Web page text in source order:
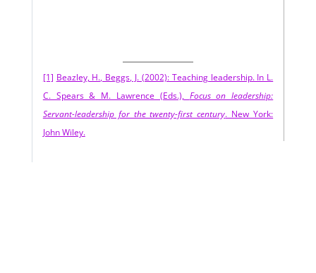
[1] Beazley, H., Beggs, J. (2002): Teaching leadership. In L.
C. Spears & M. Lawrence (Eds.), Focus on leadership:
Servant-leadership for the twenty-first century. New York:
John Wiley.